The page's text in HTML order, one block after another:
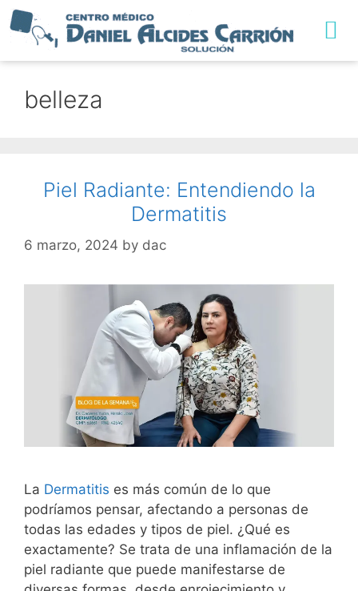
belleza
Piel Radiante: Entendiendo la
Dermatitis
6 marzo, 2024 by dac
La Dermatitis es más común de lo que
podríamos pensar, afectando a personas de
todas las edades y tipos de piel. ¿Qué es
exactamente? Se trata de una inflamación de la
piel radiante que puede manifestarse de